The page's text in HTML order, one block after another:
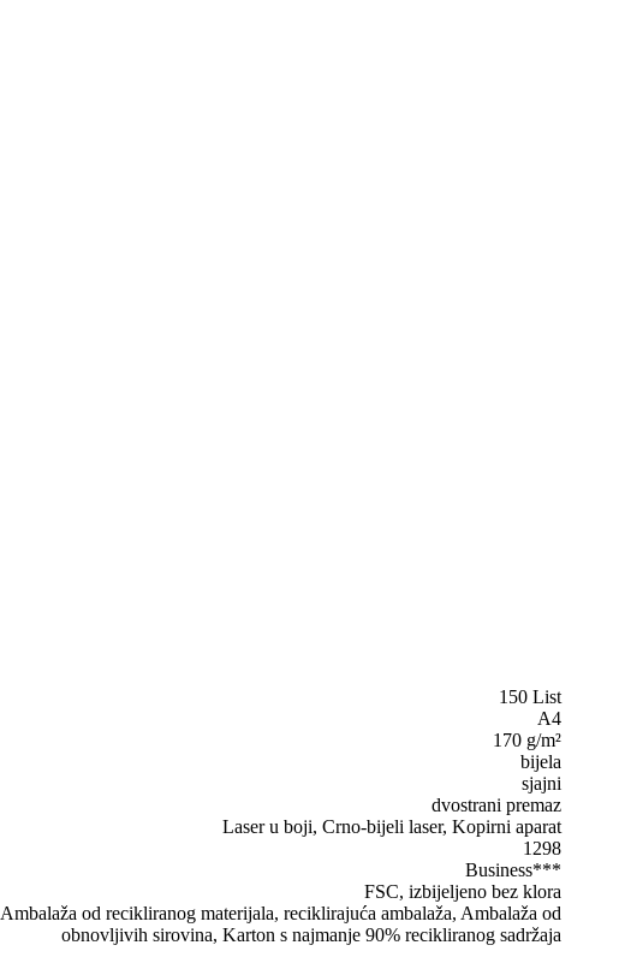
150 List
A4
170 g/m²
bijela
sjajni
dvostrani premaz
Laser u boji, Crno-bijeli laser, Kopirni aparat
1298
Business***
FSC, izbijeljeno bez klora
Ambalaža od recikliranog materijala, reciklirajuća ambalaža, Ambalaža od
obnovljivih sirovina, Karton s najmanje 90% recikliranog sadržaja